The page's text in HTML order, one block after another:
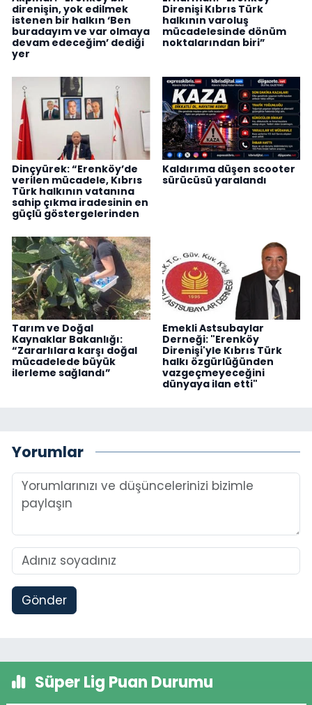
direnişin, yok edilmek
istenen bir halkın ‘Ben
buradayım ve var olmaya
devam edeceğim’ dediği
yer
Direnişi Kıbrıs Türk
halkının varoluş
mücadelesinde dönüm
noktalarından biri”
Dinçyürek: “Erenköy’de
verilen mücadele, Kıbrıs
Türk halkının vatanına
sahip çıkma iradesinin en
güçlü göstergelerinden
Kaldırıma düşen scooter
sürücüsü yaralandı
Tarım ve Doğal
Kaynaklar Bakanlığı:
“Zararlılara karşı doğal
mücadelede büyük
ilerleme sağlandı”
Emekli Astsubaylar
Derneği: "Erenköy
Direnişi'yle Kıbrıs Türk
halkı özgürlüğünden
vazgeçmeyeceğini
dünyaya ilan etti"
Yorumlar
Gönder
Süper Lig Puan Durumu